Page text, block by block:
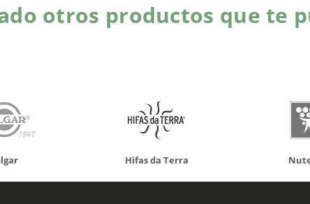
otros productos que te
Terra Nutergia 100%